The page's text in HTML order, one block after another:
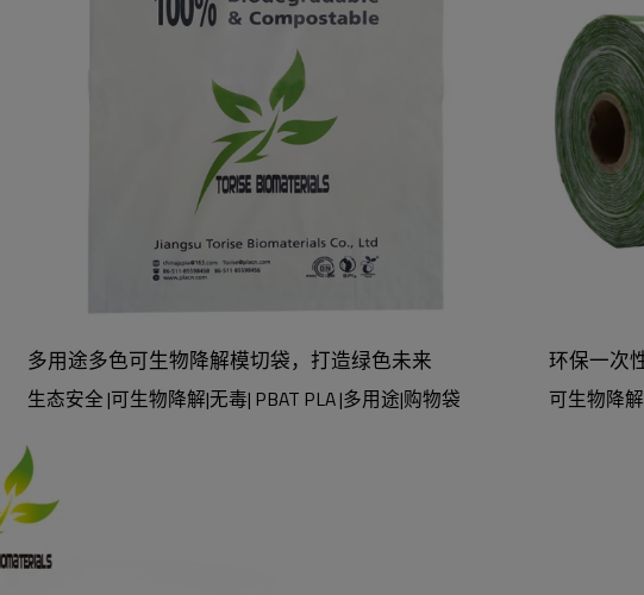
多用途多色可生物降解模切袋，打造绿色未来
生态安全 |可生物降解|无毒| PBAT PLA |多用途|购物袋
环保一次
可生物降